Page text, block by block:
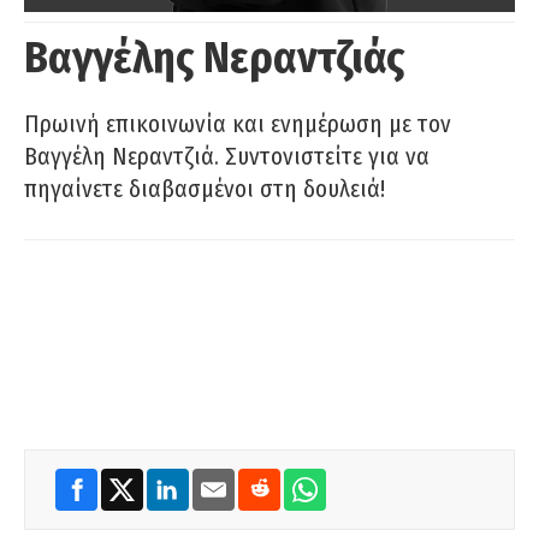
Βαγγέλης Νεραντζιάς
Πρωινή επικοινωνία και ενημέρωση με τον
Βαγγέλη Νεραντζιά. Συντονιστείτε για να
πηγαίνετε διαβασμένοι στη δουλειά!